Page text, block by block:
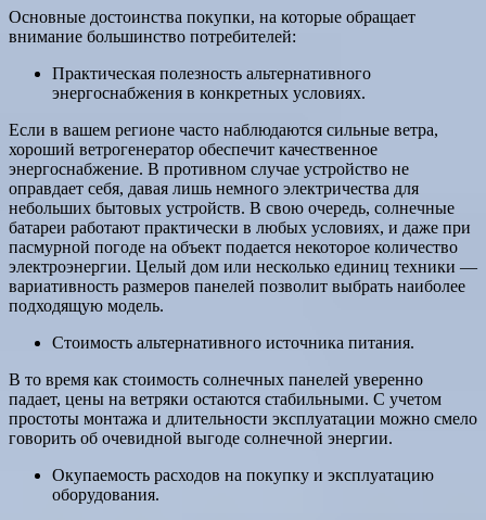
Основные достоинства покупки, на которые обращает
внимание большинство потребителей:
Практическая полезность альтернативного
энергоснабжения в конкретных условиях.
Если в вашем регионе часто наблюдаются сильные ветра,
хороший ветрогенератор обеспечит качественное
энергоснабжение. В противном случае устройство не
оправдает себя, давая лишь немного электричества для
небольших бытовых устройств. В свою очередь, солнечные
батареи работают практически в любых условиях, и даже при
пасмурной погоде на объект подается некоторое количество
электроэнергии. Целый дом или несколько единиц техники —
вариативность размеров панелей позволит выбрать наиболее
подходящую модель.
Стоимость альтернативного источника питания.
В то время как стоимость солнечных панелей уверенно
падает, цены на ветряки остаются стабильными. С учетом
простоты монтажа и длительности эксплуатации можно смело
говорить об очевидной выгоде солнечной энергии.
Окупаемость расходов на покупку и эксплуатацию
оборудования.